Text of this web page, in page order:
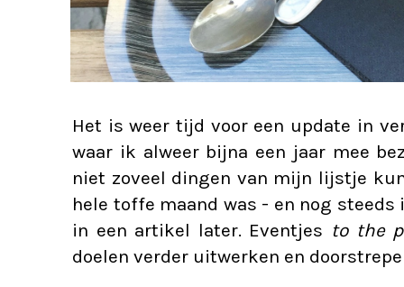
Het is weer tijd voor een update in
waar ik alweer bijna een jaar mee
niet zoveel dingen van mijn lijstje
hele toffe maand was - en nog
in een artikel later. Eventjes to the
doelen verder uitwerken en